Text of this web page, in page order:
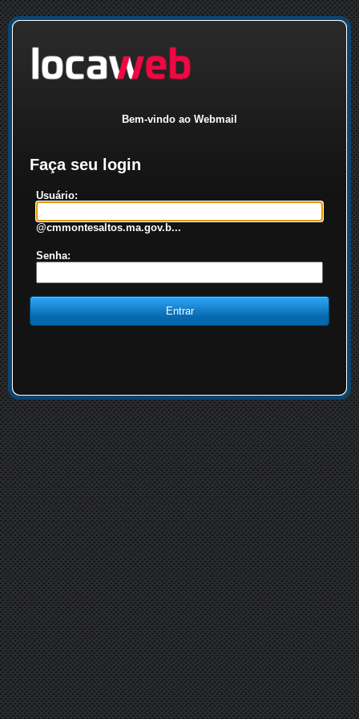
Bem-vindo ao Webmail
Faça seu login
Usuário:
@cmmontesaltos.ma.gov.b...
Senha: